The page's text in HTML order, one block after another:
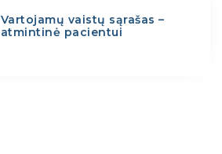
Vartojamų vaistų sąrašas –
atmintinė pacientui